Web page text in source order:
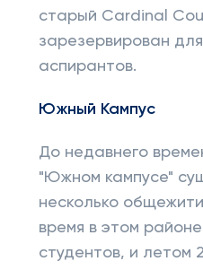
старый Cardinal
зарезервирован
аспирантов.
Южный Кампус
До недавнего
"Южном кампусе"
несколько
время в этом
студентов, и летом